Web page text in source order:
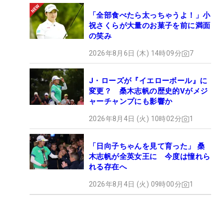
「全部食べたら太っちゃうよ！」小
祝さくらが大量のお菓子を前に満面
の笑み
2026年8月6日 (木) 14時09分 7
J・ローズが『イエローボール』に
変更？ 桑木志帆の歴史的Vがメジ
ャーチャンプにも影響か
2026年8月4日 (火) 10時02分 1
「日向子ちゃんを見て育った」 桑
木志帆が全英女王に 今度は憧れら
れる存在へ
2026年8月4日 (火) 09時00分 1